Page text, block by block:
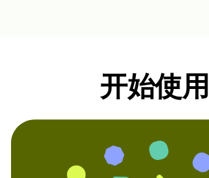
开始使用